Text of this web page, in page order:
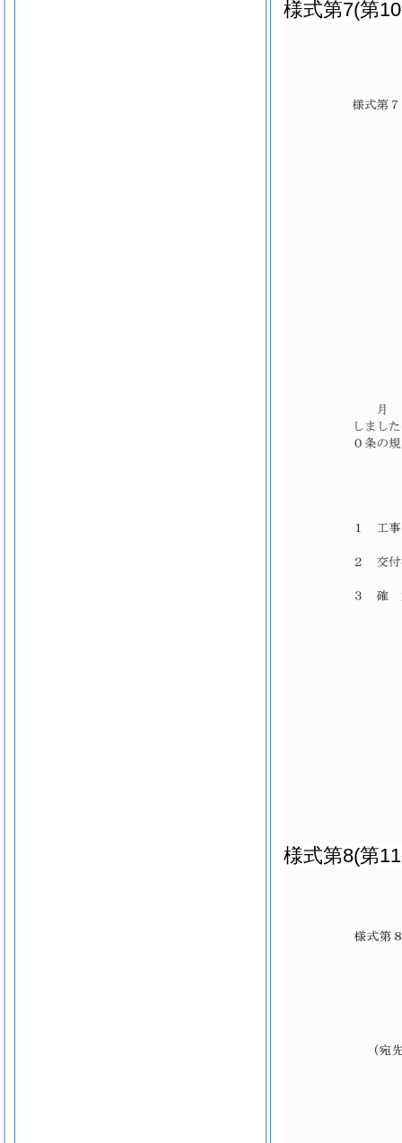
様式第7(第
様式第8(第